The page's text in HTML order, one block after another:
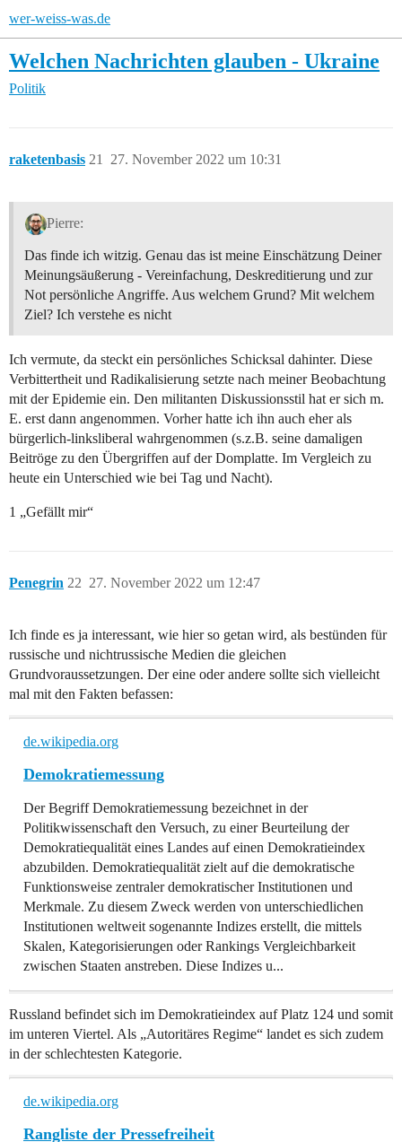
wer-weiss-was.de
Welchen Nachrichten glauben - Ukraine
Politik
raketenbasis 27. November 2022 um 10:31
21
Pierre:
Das finde ich witzig. Genau das ist meine Einschätzung Deiner
Meinungsäußerung - Vereinfachung, Deskreditierung und zur
Not persönliche Angriffe. Aus welchem Grund? Mit welchem
Ziel? Ich verstehe es nicht
Ich vermute, da steckt ein persönliches Schicksal dahinter. Diese
Verbittertheit und Radikalisierung setzte nach meiner Beobachtung
mit der Epidemie ein. Den militanten Diskussionsstil hat er sich m.
E. erst dann angenommen. Vorher hatte ich ihn auch eher als
bürgerlich-linksliberal wahrgenommen (s.z.B. seine damaligen
Beitröge zu den Übergriffen auf der Domplatte. Im Vergleich zu
heute ein Unterschied wie bei Tag und Nacht).
1 „Gefällt mir“
Penegrin 27. November 2022 um 12:47
22
Ich finde es ja interessant, wie hier so getan wird, als bestünden für
russische und nichtrussische Medien die gleichen
Grundvoraussetzungen. Der eine oder andere sollte sich vielleicht
mal mit den Fakten befassen:
de.wikipedia.org
Demokratiemessung
Der Begriff Demokratiemessung bezeichnet in der
Politikwissenschaft den Versuch, zu einer Beurteilung der
Demokratiequalität eines Landes auf einen Demokratieindex
abzubilden. Demokratiequalität zielt auf die demokratische
Funktionsweise zentraler demokratischer Institutionen und
Merkmale. Zu diesem Zweck werden von unterschiedlichen
Institutionen weltweit sogenannte Indizes erstellt, die mittels
Skalen, Kategorisierungen oder Rankings Vergleichbarkeit
zwischen Staaten anstreben. Diese Indizes u...
Russland befindet sich im Demokratieindex auf Platz 124 und somit
im unteren Viertel. Als „Autoritäres Regime“ landet es sich zudem
in der schlechtesten Kategorie.
de.wikipedia.org
Rangliste der Pressefreiheit